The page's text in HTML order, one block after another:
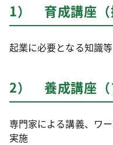
1） 育成講座（
起業に必要となる知識
2） 養成講座（
専門家による講義、ワ
実施